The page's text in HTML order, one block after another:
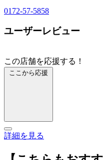
0172-57-5858
ユーザーレビュー
この店舗を応援する！
ここから応援
詳細を見る